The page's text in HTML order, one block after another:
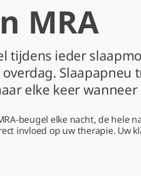
MRA
tijdens ieder
Slaapapneu
elke keer
beugel elke nacht, de hele
invloed op uw therapie. Uw